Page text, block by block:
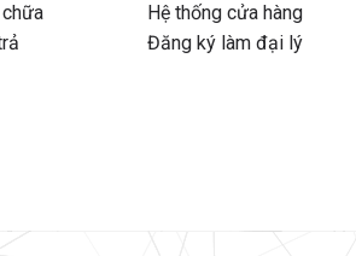
Hệ thống cửa hàng
Đăng ký làm đại lý